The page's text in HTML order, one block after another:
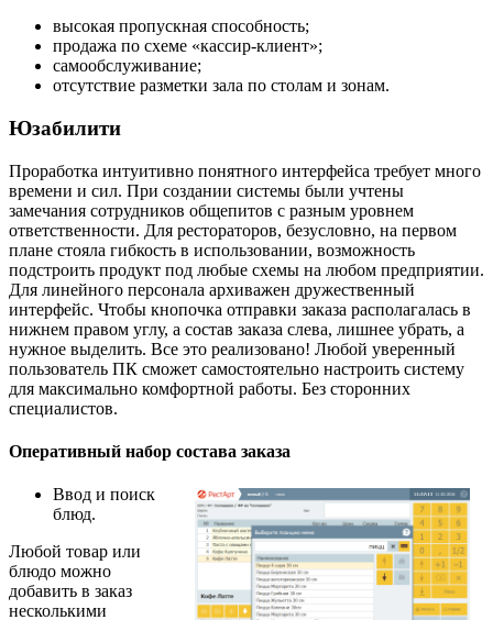
высокая пропускная способность;
продажа по схеме «кассир-клиент»;
самообслуживание;
отсутствие разметки зала по столам и зонам.
Юзабилити
Проработка интуитивно понятного интерфейса требует много
времени и сил. При создании системы были учтены
замечания сотрудников общепитов с разным уровнем
ответственности. Для рестораторов, безусловно, на первом
плане стояла гибкость в использовании, возможность
подстроить продукт под любые схемы на любом предприятии.
Для линейного персонала архиважен дружественный
интерфейс. Чтобы кнопочка отправки заказа располагалась в
нижнем правом углу, а состав заказа слева, лишнее убрать, а
нужное выделить. Все это реализовано! Любой уверенный
пользователь ПК сможет самостоятельно настроить систему
для максимально комфортной работы. Без сторонних
специалистов.
Оперативный набор состава заказа
Ввод и поиск
блюд.
Любой товар или
блюдо можно
добавить в заказ
несколькими